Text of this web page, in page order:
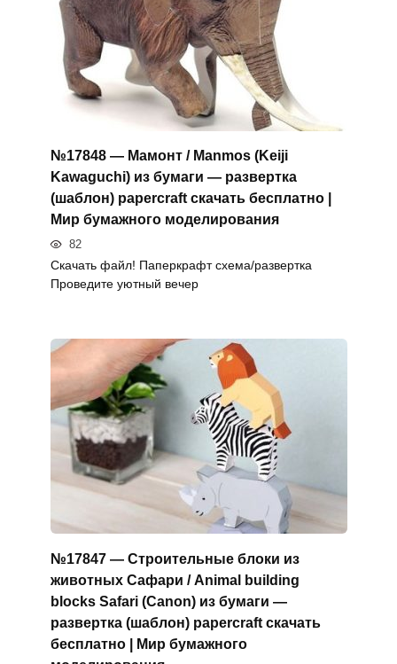
№17848 — Мамонт / Manmos (Keiji
Kawaguchi) из бумаги — развертка
(шаблон) papercraft скачать бесплатно |
Мир бумажного моделирования
82
Скачать файл! Паперкрафт схема/развертка
Проведите уютный вечер
№17847 — Строительные блоки из
животных Сафари / Animal building
blocks Safari (Canon) из бумаги —
развертка (шаблон) papercraft скачать
бесплатно | Мир бумажного